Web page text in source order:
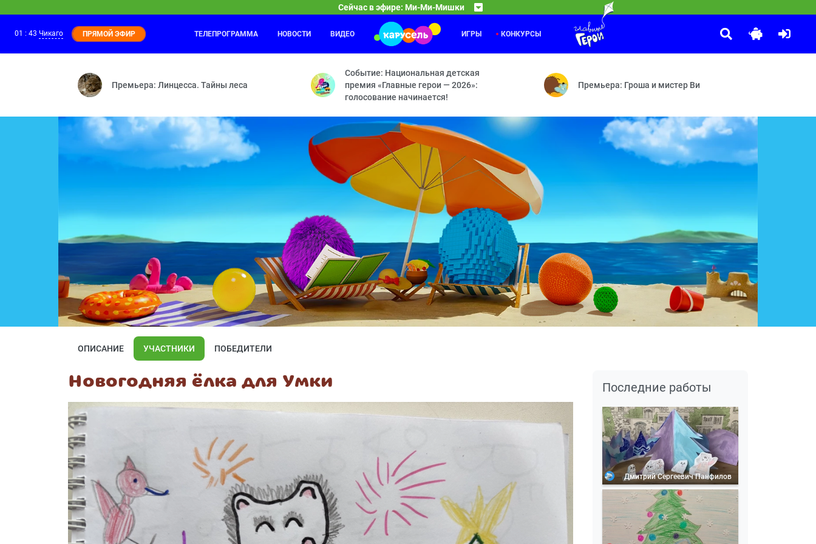
Сейчас в эфире: Ми-Ми-Мишки
01:00
Ми-Ми-Мишки
Необитаемый остров — Гол — Мишка-невидимка — Следствие ведут мишки — По своим правилам — Тучкина высота — Пещера полная ловушек —
Забезу. Уши с хвостиком
Зайка или обезьянка — Настоящая звёздочка — Яблоки и бананы — Хочу
01 : 43 Чикаго ПРЯМОЙ ЭФИР ТЕЛЕПРОГРАММА НОВОСТИ ВИДЕО ИГРЫ КОНКУРСЫ
Премьера: Линцесса. Тайны леса
Событие: Национальная детская
премия «Главные герои — 2026»:
голосование начинается!
Премьера: Гроша и мистер Ви
ОПИСАНИЕ УЧАСТНИКИ ПОБЕДИТЕЛИ
Новогодняя ёлка для Умки Последние работы
Дмитрий Сергеевич Панфилов